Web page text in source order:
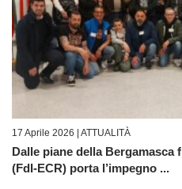
17 Aprile 2026 | ATTUALITÀ
Dalle piane della Bergamasca
(FdI-ECR) porta l’impegno ...